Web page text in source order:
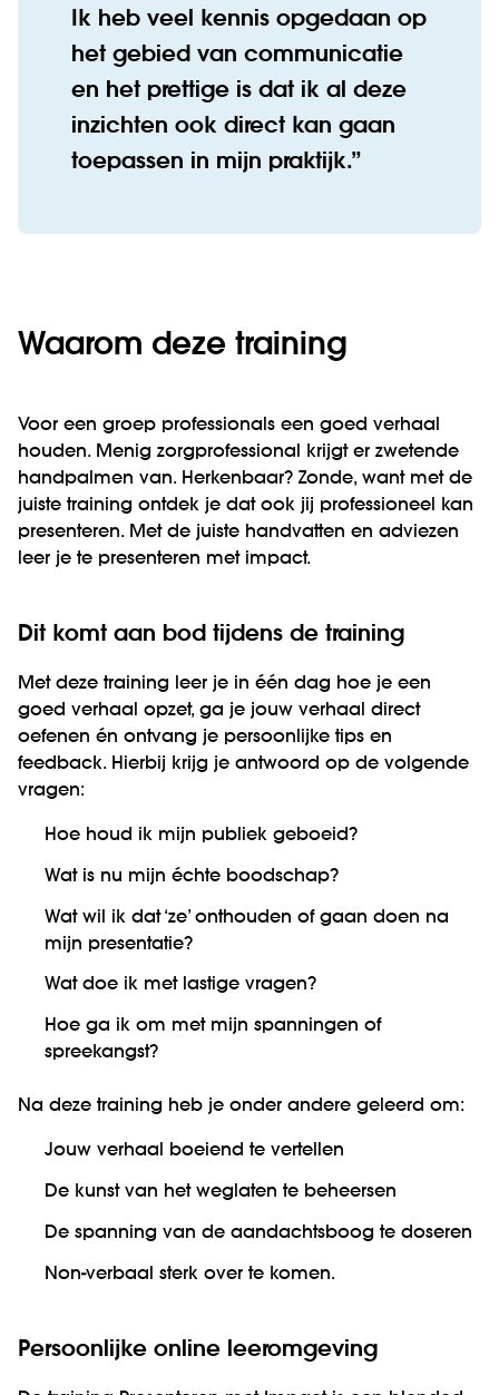
Ik heb veel kennis opgedaan op
het gebied van communicatie
en het prettige is dat ik al deze
inzichten ook direct kan gaan
toepassen in mijn praktijk.
Waarom deze training
Voor een groep professionals een goed verhaal
houden. Menig zorgprofessional krijgt er zwetende
handpalmen van. Herkenbaar? Zonde, want met de
juiste training ontdek je dat ook jij professioneel kan
presenteren. Met de juiste handvatten en adviezen
leer je te presenteren met impact.
Dit komt aan bod tijdens de training
Met deze training leer je in één dag hoe je een
goed verhaal opzet, ga je jouw verhaal direct
oefenen én ontvang je persoonlijke tips en
feedback. Hierbij krijg je antwoord op de volgende
vragen:
Hoe houd ik mijn publiek geboeid?
Wat is nu mijn échte boodschap?
Wat wil ik dat ‘ze’ onthouden of gaan doen na
mijn presentatie?
Wat doe ik met lastige vragen?
Hoe ga ik om met mijn spanningen of
spreekangst?
Na deze training heb je onder andere geleerd om:
Jouw verhaal boeiend te vertellen
De kunst van het weglaten te beheersen
De spanning van de aandachtsboog te doseren
Non-verbaal sterk over te komen.
Persoonlijke online leeromgeving